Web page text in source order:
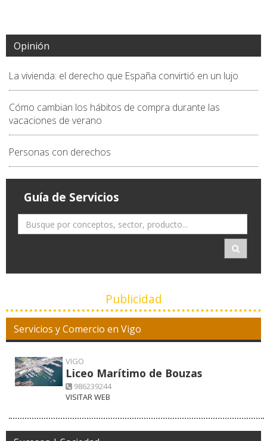
Opinión
La vivienda: el derecho que España convirtió en un lujo
Cómo cambian los hábitos de compra durante las
vacaciones de verano
Personas con derechos
Guía de Servicios
Publicidad
Servicios y Comercio en Vigo
VIGO
Liceo Marítimo de Bouzas
986239244
VISITAR WEB